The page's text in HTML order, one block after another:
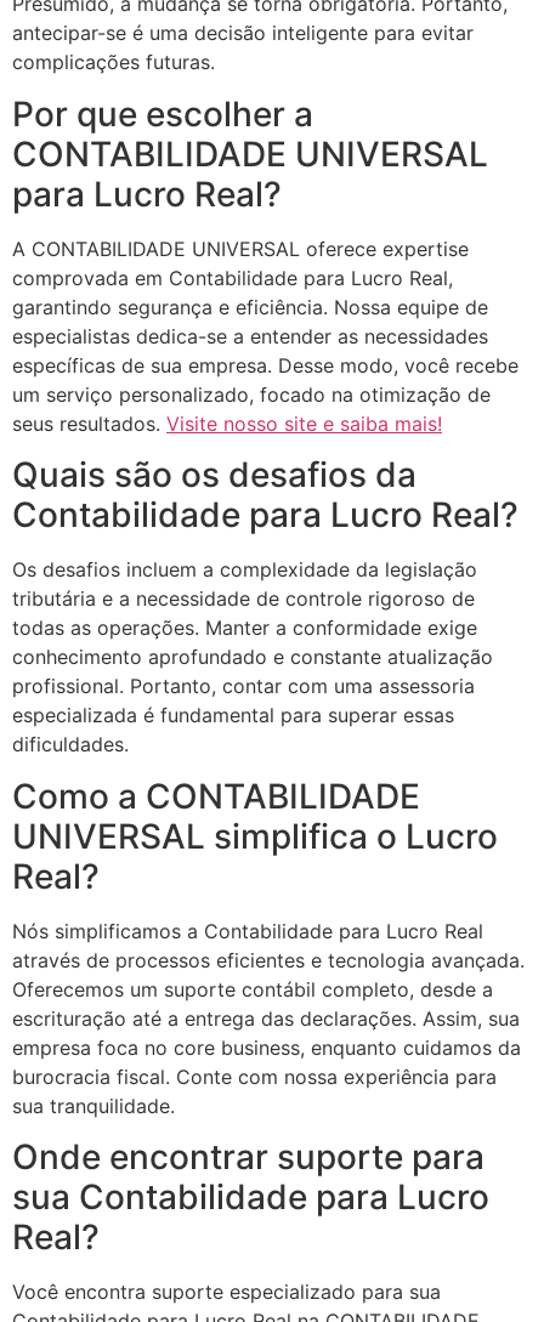
antecipar-se é uma decisão inteligente para evitar
complicações futuras.
Por que escolher a
CONTABILIDADE UNIVERSAL
para Lucro Real?
A CONTABILIDADE UNIVERSAL oferece expertise
comprovada em Contabilidade para Lucro Real,
garantindo segurança e eficiência. Nossa equipe de
especialistas dedica-se a entender as necessidades
específicas de sua empresa. Desse modo, você recebe
um serviço personalizado, focado na otimização de
seus resultados. Visite nosso site e saiba mais!
Quais são os desafios da
Contabilidade para Lucro Real?
Os desafios incluem a complexidade da legislação
tributária e a necessidade de controle rigoroso de
todas as operações. Manter a conformidade exige
conhecimento aprofundado e constante atualização
profissional. Portanto, contar com uma assessoria
especializada é fundamental para superar essas
dificuldades.
Como a CONTABILIDADE
UNIVERSAL simplifica o Lucro
Real?
Nós simplificamos a Contabilidade para Lucro Real
através de processos eficientes e tecnologia avançada.
Oferecemos um suporte contábil completo, desde a
escrituração até a entrega das declarações. Assim, sua
empresa foca no core business, enquanto cuidamos da
burocracia fiscal. Conte com nossa experiência para
sua tranquilidade.
Onde encontrar suporte para
sua Contabilidade para Lucro
Real?
Você encontra suporte especializado para sua